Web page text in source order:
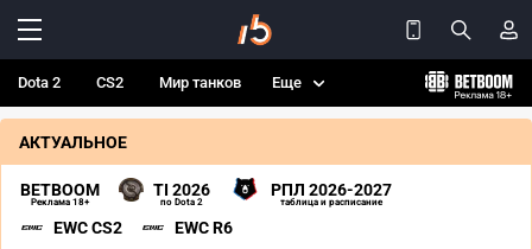
Dota 2 CS2 Мир танков Еще
АКТУАЛЬНОЕ
BETBOOM
Реклама 18+
TI 2026
по Dota 2
РПЛ 2026-2027
таблица и расписание
EWC CS2 EWC R6